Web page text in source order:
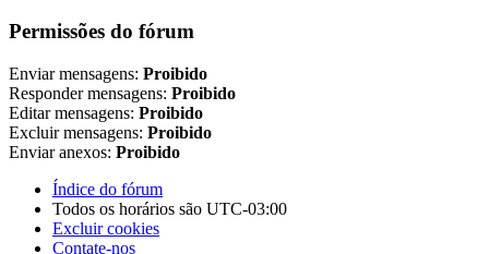
Permissões do fórum
Enviar mensagens: Proibido
Responder mensagens: Proibido
Editar mensagens: Proibido
Excluir mensagens: Proibido
Enviar anexos: Proibido
Índice do fórum
Todos os horários são UTC-03:00
Excluir cookies
Contate-nos